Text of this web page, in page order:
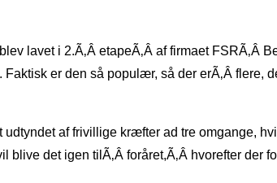
lavet i 2.Ã‚Â etapeÃ‚Â af firmaet FSRÃ‚Â
er den så populær, så der erÃ‚Â flere,
af frivillige kræfter ad tre omgange,
blive det igen tilÃ‚Â foråret,Ã‚Â hvorefter der